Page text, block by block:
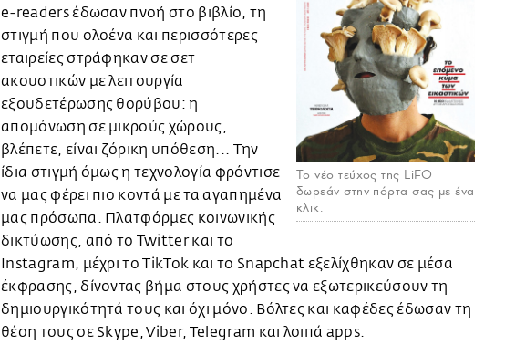
Το νέο τεύχος της LiFO
δωρεάν στην πόρτα σας με ένα
κλικ.
e-readers έδωσαν πνοή στο βιβλίο, τη
στιγμή που ολοένα και περισσότερες
εταιρείες στράφηκαν σε σετ
ακουστικών με λειτουργία
εξουδετέρωσης θορύβου: η
απομόνωση σε μικρούς χώρους,
βλέπετε, είναι ζόρικη υπόθεση... Την
ίδια στιγμή όμως η τεχνολογία φρόντισε
να μας φέρει πιο κοντά με τα αγαπημένα
μας πρόσωπα. Πλατφόρμες κοινωνικής
δικτύωσης, από το Twitter και το
Instagram, μέχρι το TikTok και το Snapchat εξελίχθηκαν σε μέσα
έκφρασης, δίνοντας βήμα στους χρήστες να εξωτερικεύσουν τη
δημιουργικότητά τους και όχι μόνο. Βόλτες και καφέδες έδωσαν τη
θέση τους σε Skype, Viber, Telegram και λοιπά apps.